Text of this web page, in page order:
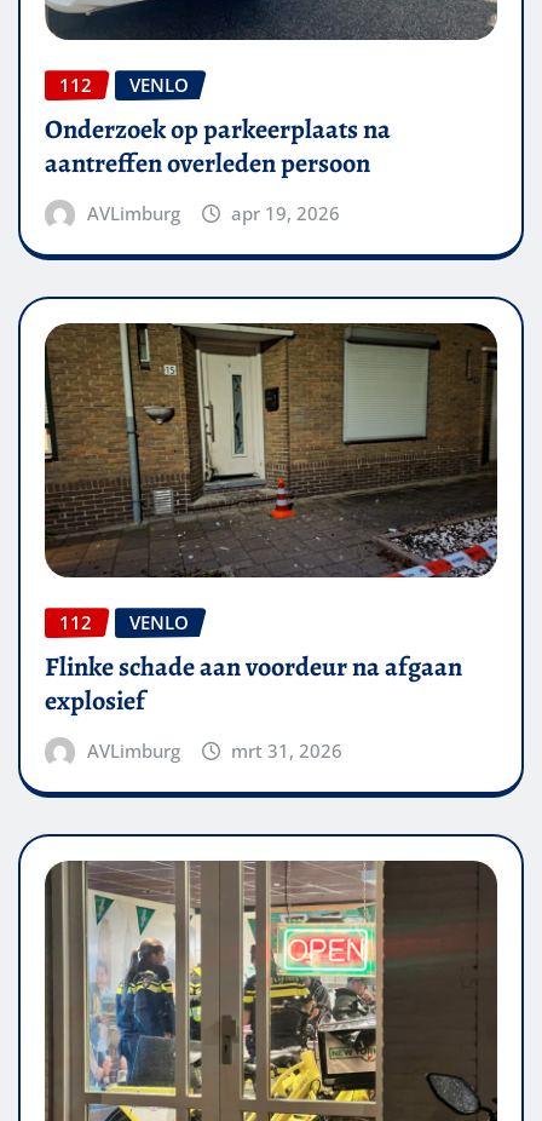
112 VENLO
Onderzoek op parkeerplaats na
aantreffen overleden persoon
AVLimburg apr 19, 2026
112 VENLO
Flinke schade aan voordeur na afgaan
explosief
AVLimburg mrt 31, 2026